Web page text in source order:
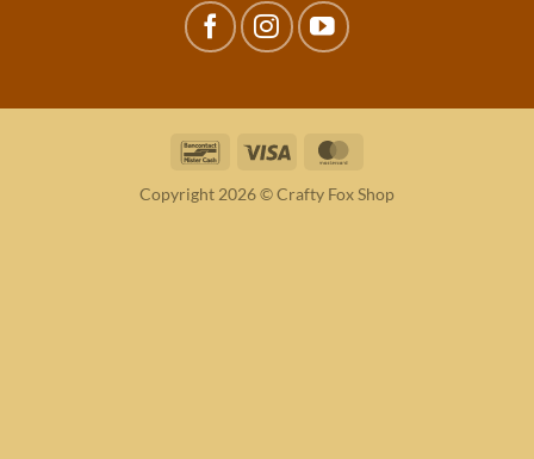
BancontactVisa
Copyright 2026 © Crafty Fox Shop